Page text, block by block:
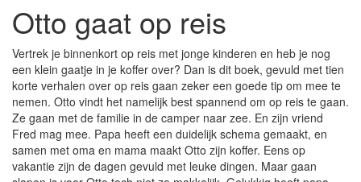
Otto gaat op reis
Vertrek je binnenkort op reis met jonge kinderen en heb je nog
een klein gaatje in je koffer over? Dan is dit boek, gevuld met tien
korte verhalen over op reis gaan zeker een goede tip om mee te
nemen. Otto vindt het namelijk best spannend om op reis te gaan.
Ze gaan met de familie in de camper naar zee. En zijn vriend
Fred mag mee. Papa heeft een duidelijk schema gemaakt, en
samen met oma en mama maakt Otto zijn koffer. Eens op
vakantie zijn de dagen gevuld met leuke dingen. Maar gaan